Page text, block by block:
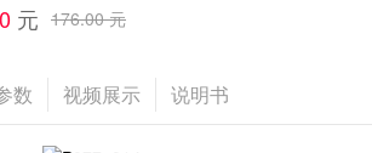
元 176.00 元
数 视频展示 说明书